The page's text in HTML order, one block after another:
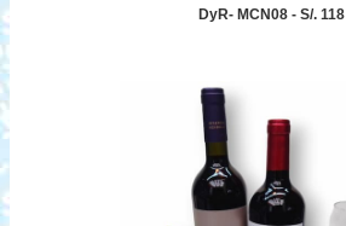
DyR- MCN08 - S/. 118